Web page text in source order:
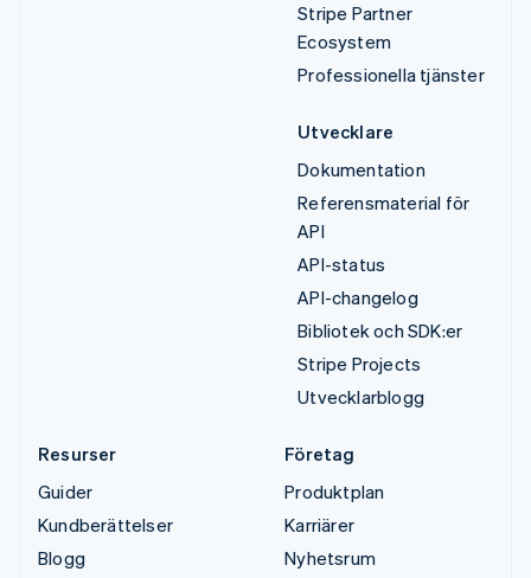
Stripe Partner
Ecosystem
Professionella tjänster
Utvecklare
Dokumentation
Referensmaterial för
API
API-status
API-changelog
Bibliotek och SDK:er
Stripe Projects
Utvecklarblogg
Resurser
Guider
Kundberättelser
Blogg
Företag
Produktplan
Karriärer
Nyhetsrum